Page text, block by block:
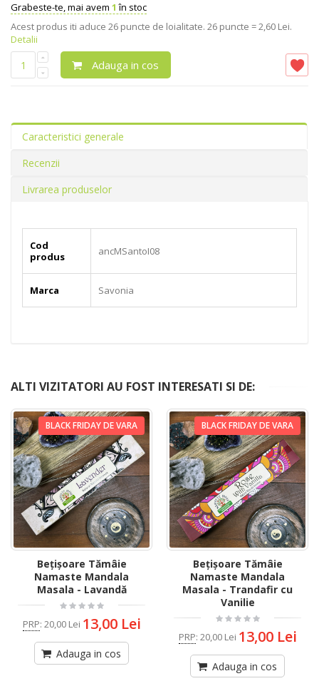
Grabeste-te, mai avem 1 în stoc
Acest produs iti aduce 26 puncte de loialitate. 26 puncte = 2,60 Lei.
Detalii
Adauga in cos
Caracteristici generale
Recenzii
Livrarea produselor
Cod
produs
ancMSantoI08
Marca Savonia
ALTI VIZITATORI AU FOST INTERESATI SI DE:
BLACK FRIDAY DE VARA
Bețișoare Tămâie
Namaste Mandala
Masala - Lavandă
PRP: 20,00 Lei 13,00 Lei
Adauga in cos
BLACK FRIDAY DE VARA
Bețișoare Tămâie
Namaste Mandala
Masala - Trandafir cu
Vanilie
PRP: 20,00 Lei 13,00 Lei
Adauga in cos